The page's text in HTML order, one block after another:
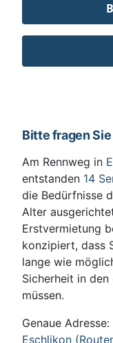
Bitte fragen
Am Rennweg in
entstanden 14
die Bedürfnisse
Alter
Erstvermietung
konzipiert, dass
lange wie
Sicherheit in
müssen.
Genaue Adresse:
Eschlikon